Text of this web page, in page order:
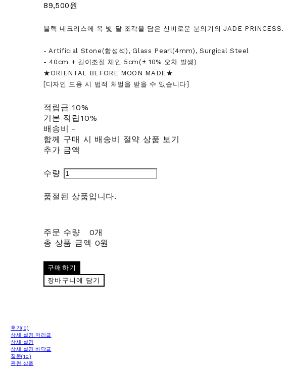
89,500원
블랙 네크리스에 옥 빛 달 조각을 담은 신비로운 분의기의 JADE PRINCESS.
- Artificial Stone(합성석), Glass Pearl(4mm), Surgical Steel
- 40cm + 길이조절 체인 5cm(± 10% 오차 발생)
★ORIENTAL BEFORE MOON MADE★
[디자인 도용 시 법적 처벌을 받을 수 있습니다]
적립금 10%
기본 적립 10%
배송비 -
함께 구매 시 배송비 절약 상품 보기
추가 금액
수량
품절된 상품입니다.
주문 수량
0개
총 상품 금액 0원
구매하기
장바구니에 담기
후기(0)
상세 설명 머리글
상세 설명
상세 설명 바닥글
질문(10)
관련 상품